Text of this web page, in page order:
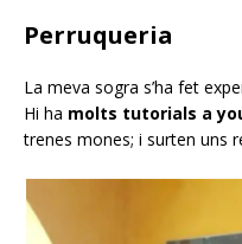
Perruqueria
La meva sogra s’ha fet
Hi ha molts tutorials a
trenes mones; i surten uns